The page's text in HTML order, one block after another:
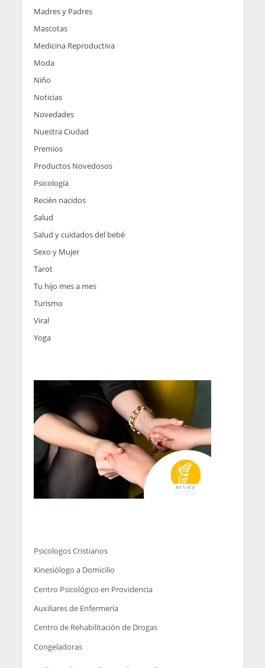
Madres y Padres
Mascotas
Medicina Reproductiva
Moda
Niño
Noticias
Novedades
Nuestra Ciudad
Premios
Productos Novedosos
Psicología
Recién nacidos
Salud
Salud y cuidados del bebé
Sexo y Mujer
Tarot
Tu hijo mes a mes
Turismo
Viral
Yoga
Psicologos Cristianos
Kinesiólogo a Domicilio
Centro Psicológico en Providencia
Auxiliares de Enfermería
Centro de Rehabilitación de Drogas
Congeladoras